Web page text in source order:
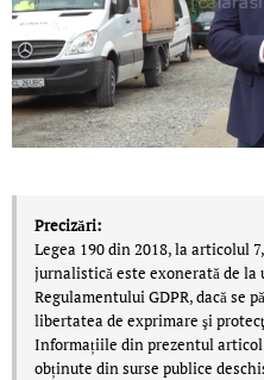
Precizări:
Legea 190 din 2018, la articolul
jurnalistică este exonerată de la
Regulamentului GDPR, dacă se
libertatea de exprimare şi
Informațiile din prezentul
obținute din surse publice